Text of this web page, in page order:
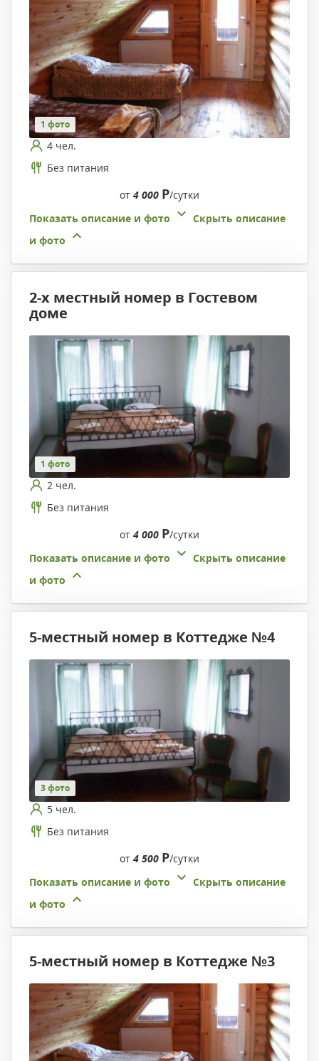
1 фото
4 чел.
Без питания
от 4 000 Р/сутки
Показать описание и фото
Скрыть описание
и фото
2-х местный номер в Гостевом
доме
1 фото
2 чел.
Без питания
от 4 000 Р/сутки
Показать описание и фото
Скрыть описание
и фото
5-местный номер в Коттедже №4
3 фото
5 чел.
Без питания
от 4 500 Р/сутки
Показать описание и фото
Скрыть описание
и фото
5-местный номер в Коттедже №3